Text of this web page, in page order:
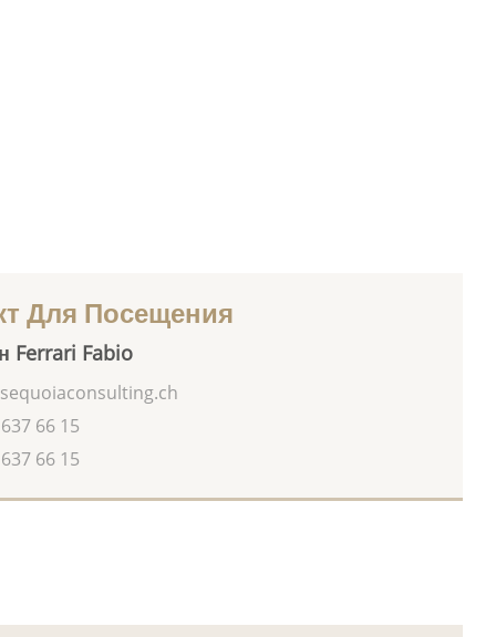
Для Посещения
Ferrari Fabio
66 15
66 15